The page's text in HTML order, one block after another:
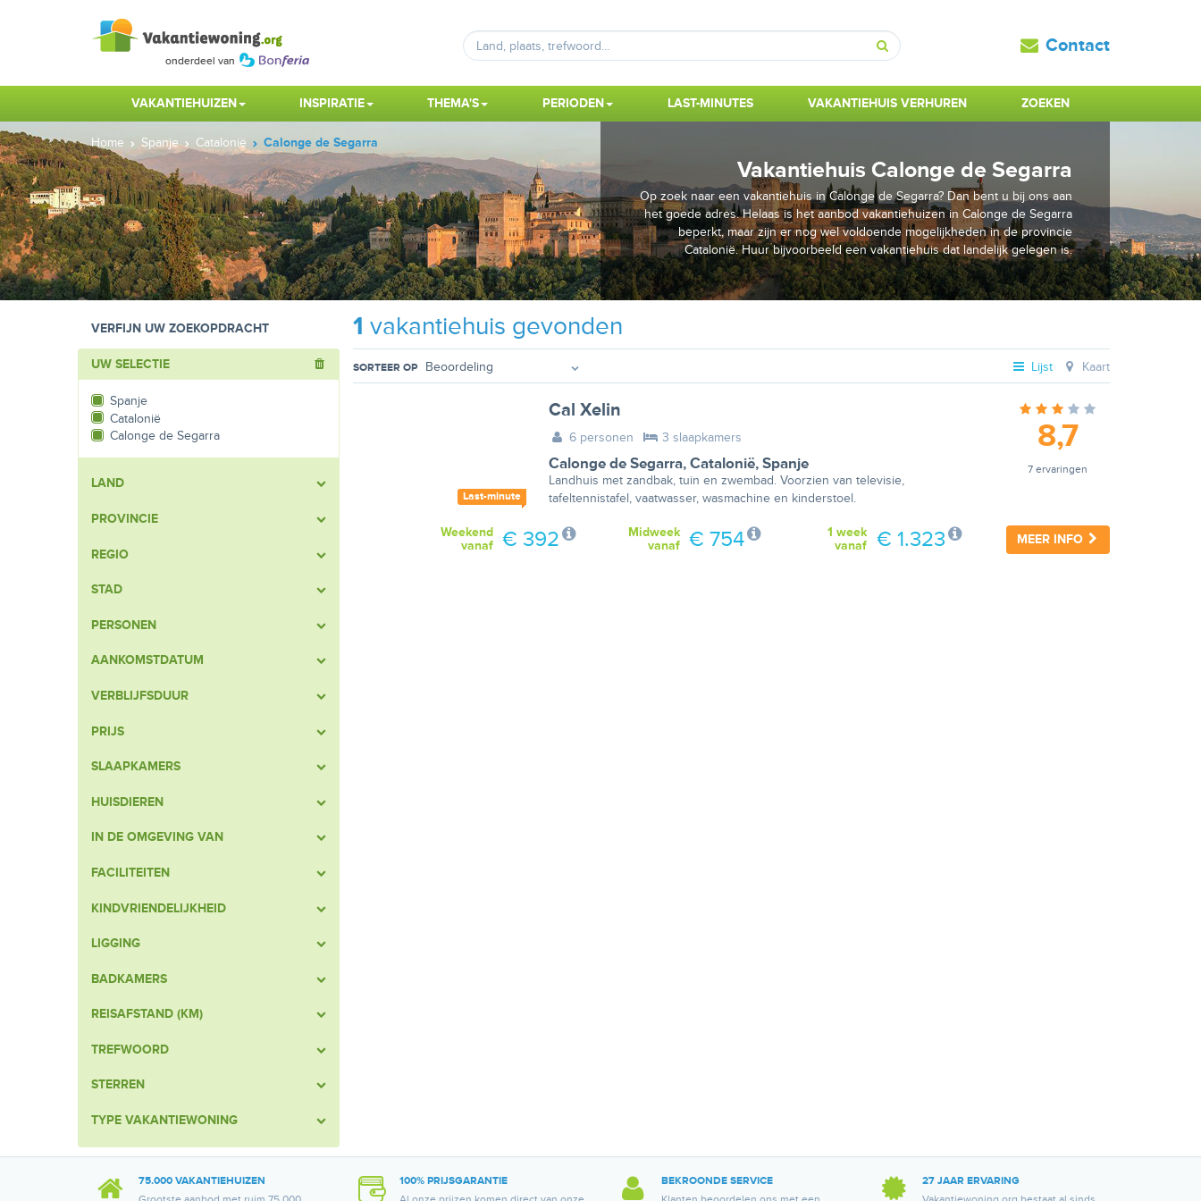
Zoeken
Contact
VAKANTIEHUIZEN INSPIRATIE THEMA'S PERIODEN LAST-MINUTES VAKANTIEHUIS VERHUREN ZOEKEN
Home Spanje Catalonië Calonge de Segarra
Vakantiehuis Calonge de Segarra
Op zoek naar een vakantiehuis in Calonge de Segarra? Dan bent u bij ons aan
het goede adres. Helaas is het aanbod vakantiehuizen in Calonge de Segarra
beperkt, maar zijn er nog wel voldoende mogelijkheden in de provincie
Catalonië. Huur bijvoorbeeld een vakantiehuis dat landelijk gelegen is.
VERFIJN UW ZOEKOPDRACHT 1 vakantiehuis gevonden
UW SELECTIE
Spanje
Catalonië
Calonge de Segarra
LAND
PROVINCIE
REGIO
STAD
PERSONEN
AANKOMSTDATUM
VERBLIJFSDUUR
PRIJS
SLAAPKAMERS
HUISDIEREN
IN DE OMGEVING VAN
FACILITEITEN
KINDVRIENDELIJKHEID
LIGGING
BADKAMERS
REISAFSTAND (KM)
TREFWOORD
STERREN
TYPE VAKANTIEWONING
SORTEER OP Lijst Kaart
Last-minute
Cal Xelin
6 personen 3 slaapkamers
Calonge de Segarra, Catalonië, Spanje
Landhuis met zandbak, tuin en zwembad. Voorzien van televisie,
tafeltennistafel, vaatwasser, wasmachine en kinderstoel.
8,7
7 ervaringen
MEER INFO
1 week
vanaf
€ 1.323
Midweek
vanaf
€ 754
Weekend
vanaf
€ 392
75.000 VAKANTIEHUIZEN
100% PRIJSGARANTIE
BEKROONDE SERVICE
27 JAAR ERVARING